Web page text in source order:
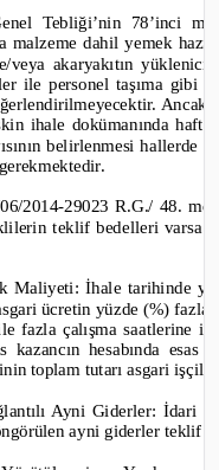
Tebliği’nin 78’inci
malzeme dahil yemek
akaryakıtın yüklenici
ile personel taşıma gibi
Ancak,
ihale dokümanında
belirlenmesi
2014-29023 R.G./ 48.
teklif bedelleri varsa
Maliyeti: İhale tarihinde
ücretin yüzde (%)
fazla çalışma saatlerine
kazancın hesabında
toplam tutarı asgari
Ayni Giderler: İdari
ayni giderler teklif